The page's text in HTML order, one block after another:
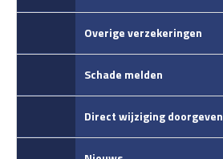
Overige verzekeringen
Schade melden
Direct wijziging doorgeven